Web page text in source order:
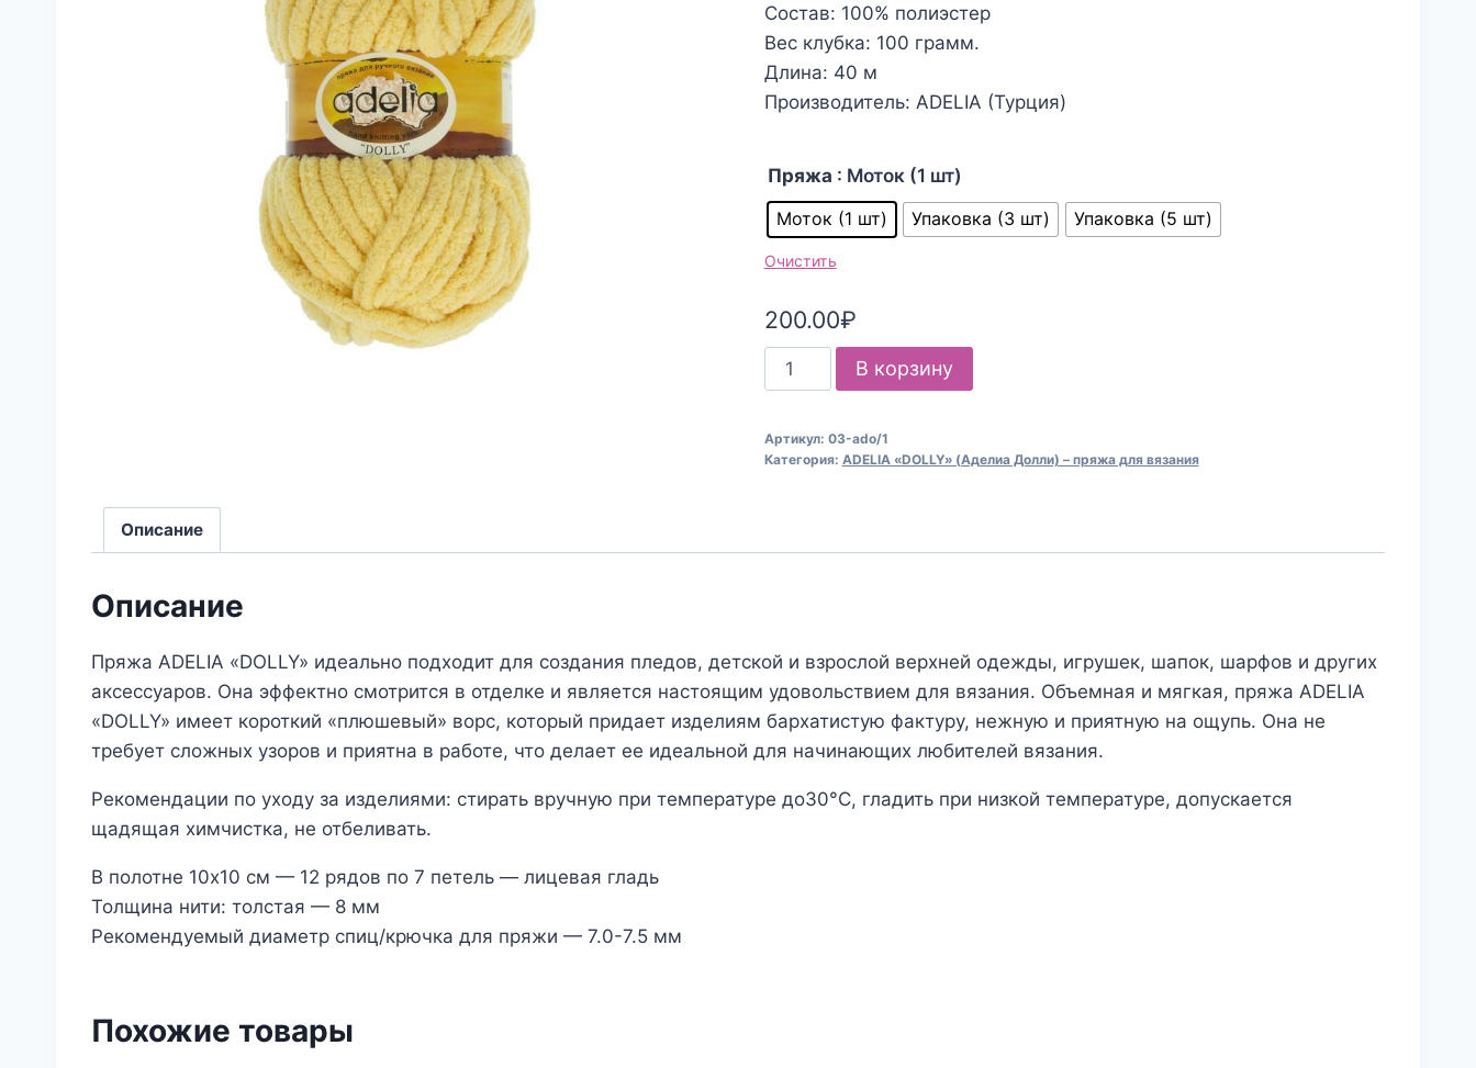
Состав: 100% полиэстер
Вес клубка: 100 грамм.
Длина: 40 м
Производитель: ADELIA (Турция)
Пряжа : Моток (1 шт)
Моток (1 шт)
Упаковка (3 шт) Упаковка (5 шт)
Очистить
200.00₽
Количество
товара
для
В корзину
Артикул: 03-ado/1
Категория: ADELIA «DOLLY» (Аделиа Долли) – пряжа для вязания
Описание
Описание
Пряжа ADELIA «DOLLY» идеально подходит для создания пледов, детской и взрослой верхней одежды, игрушек, шапок, шарфов и других
аксессуаров. Она эффектно смотрится в отделке и является настоящим удовольствием для вязания. Объемная и мягкая, пряжа ADELIA
«DOLLY» имеет короткий «плюшевый» ворс, который придает изделиям бархатистую фактуру, нежную и приятную на ощупь. Она не
требует сложных узоров и приятна в работе, что делает ее идеальной для начинающих любителей вязания.
Рекомендации по уходу за изделиями: стирать вручную при температуре до30°C, гладить при низкой температуре, допускается
щадящая химчистка, не отбеливать.
В полотне 10х10 см — 12 рядов по 7 петель — лицевая гладь
Толщина нити: толстая — 8 мм
Рекомендуемый диаметр спиц/крючка для пряжи — 7.0-7.5 мм
Похожие товары